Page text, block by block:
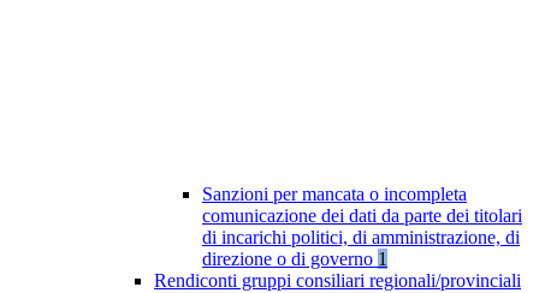
Sanzioni per mancata o incompleta
comunicazione dei dati da parte dei titolari
di incarichi politici, di amministrazione, di
direzione o di governo 1
Rendiconti gruppi consiliari regionali/provinciali